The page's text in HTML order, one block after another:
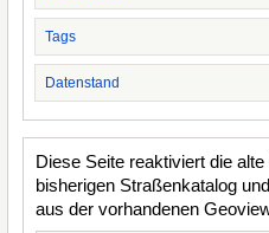
Tags
Datenstand
Diese Seite reaktiviert die
bisherigen Straßenkatalog
aus der vorhandenen